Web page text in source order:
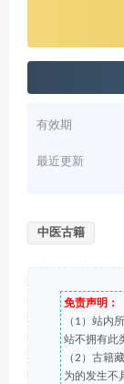
有效期
最近更新
中医古籍
免责声明：
（1）站内
站不拥有此
（2）古籍
为的发生不